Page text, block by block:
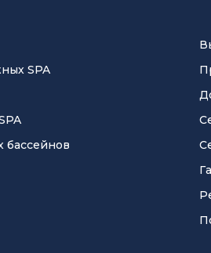
SPA
бассейнов